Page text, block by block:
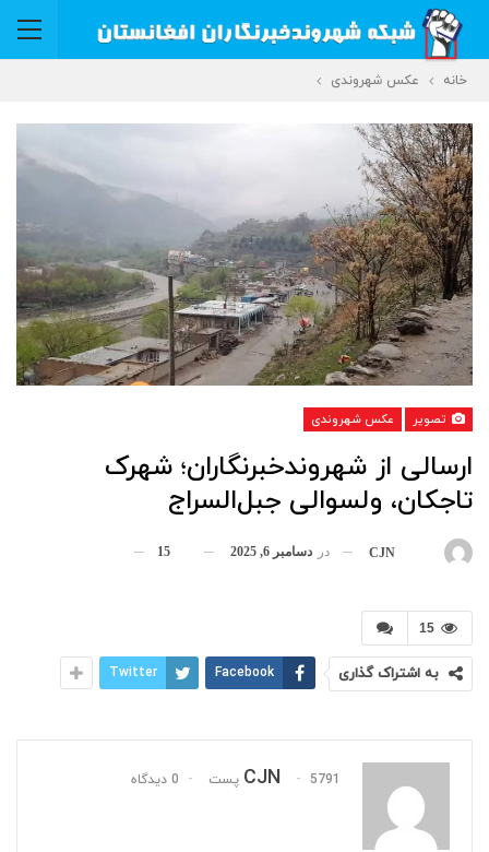
خانه عکس شهروندی
تصویر عکس شهروندی
ارسالی از شهروندخبرنگاران؛ شهرک
تاجکان، ولسوالی جبل‌السراج
CJN در دسامبر 6, 2025 15
15
به اشتراک گذاری Facebook
Twitter
CJN 5791 پست 0 دیدگاه